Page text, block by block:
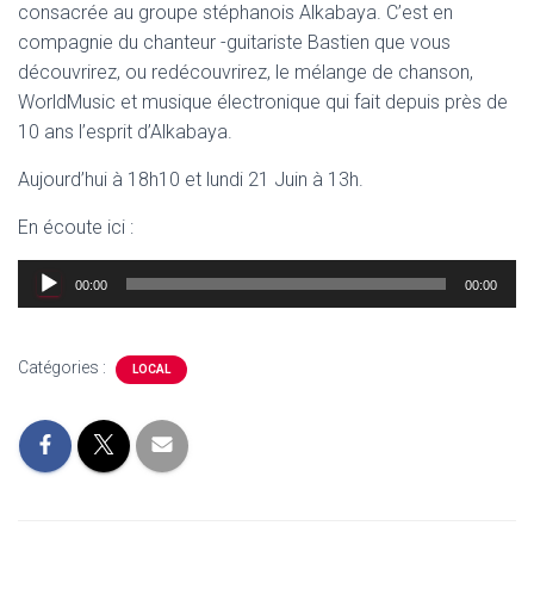
consacrée au groupe stéphanois Alkabaya. C’est en
compagnie du chanteur -guitariste Bastien que vous
découvrirez, ou redécouvrirez, le mélange de chanson,
WorldMusic et musique électronique qui fait depuis près de
10 ans l’esprit d’Alkabaya.
Aujourd’hui à 18h10 et lundi 21 Juin à 13h.
En écoute ici :
Lecteur
audio
00:00 00:00
Catégories : LOCAL